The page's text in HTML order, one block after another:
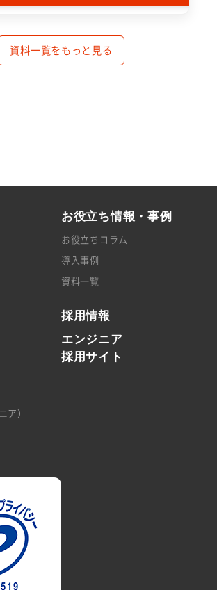
資料一覧をもっと見る
お役立ち情報・事例
お役立ちコラム
導入事例
資料一覧
採用情報
エンジニア
採用サイト
ア）